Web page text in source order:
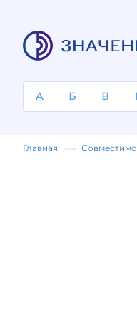
А Б В
Главная